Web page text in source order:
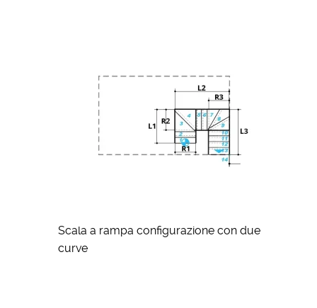
Scala a rampa configurazione con due
curve